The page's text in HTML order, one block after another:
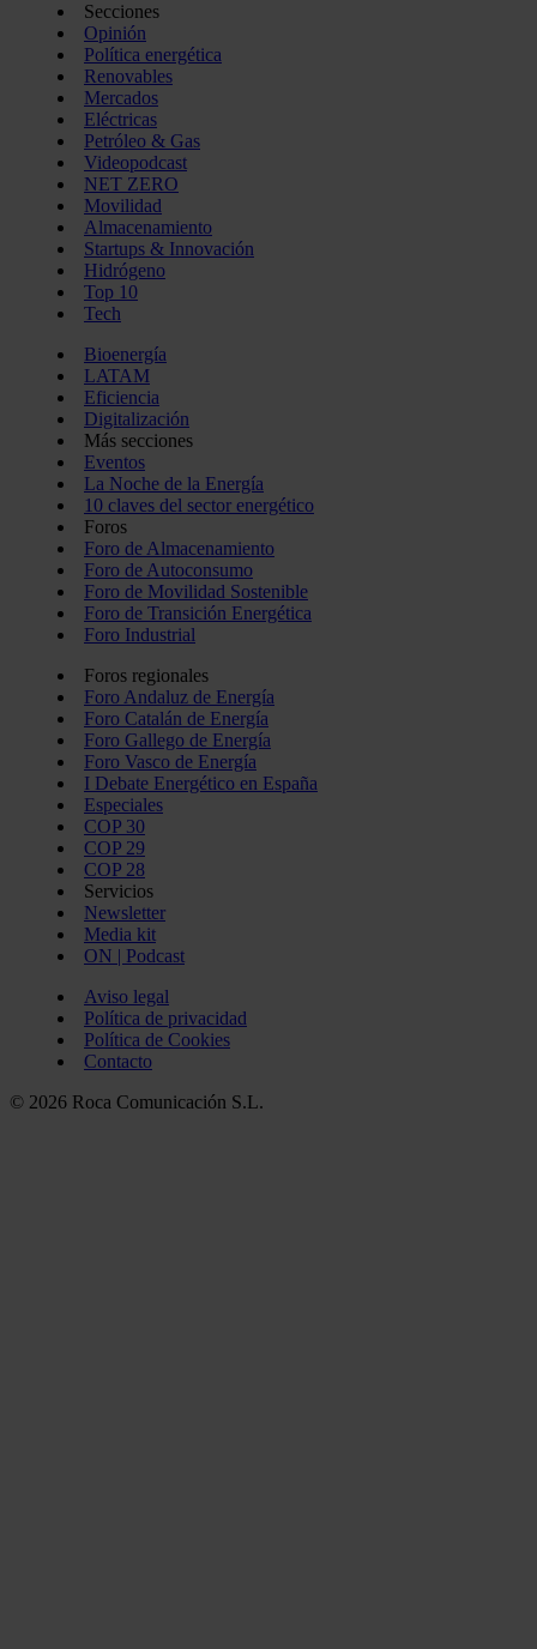
Secciones
Opinión
Política energética
Renovables
Mercados
Eléctricas
Petróleo & Gas
Videopodcast
NET ZERO
Movilidad
Almacenamiento
Startups & Innovación
Hidrógeno
Top 10
Tech
Bioenergía
LATAM
Eficiencia
Digitalización
Más secciones
Eventos
La Noche de la Energía
10 claves del sector energético
Foros
Foro de Almacenamiento
Foro de Autoconsumo
Foro de Movilidad Sostenible
Foro de Transición Energética
Foro Industrial
Foros regionales
Foro Andaluz de Energía
Foro Catalán de Energía
Foro Gallego de Energía
Foro Vasco de Energía
I Debate Energético en España
Especiales
COP 30
COP 29
COP 28
Servicios
Newsletter
Media kit
ON | Podcast
Aviso legal
Política de privacidad
Política de Cookies
Contacto
© 2026 Roca Comunicación S.L.